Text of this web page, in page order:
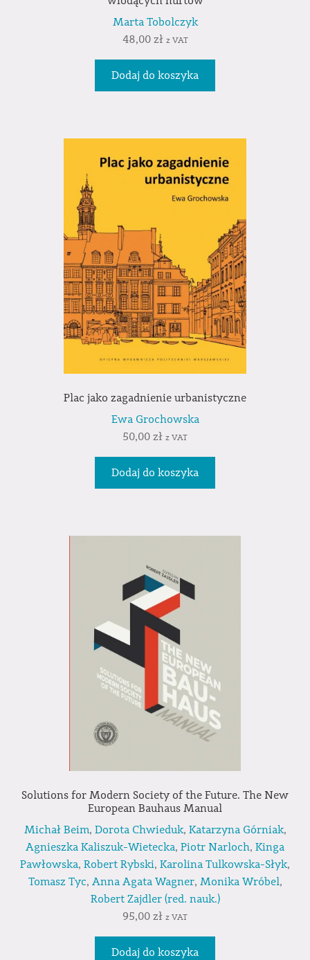
Marta Tobolczyk
48,00 zł z VAT
Dodaj do koszyka
Plac jako zagadnienie urbanistyczne
Ewa Grochowska
50,00 zł z VAT
Dodaj do koszyka
Solutions for Modern Society of the Future. The New
European Bauhaus Manual
Michał Beim, Dorota Chwieduk, Katarzyna Górniak,
Agnieszka Kaliszuk-Wietecka, Piotr Narloch, Kinga
Pawłowska, Robert Rybski, Karolina Tulkowska-Słyk,
Tomasz Tyc, Anna Agata Wagner, Monika Wróbel,
Robert Zajdler (red. nauk.)
95,00 zł z VAT
Dodaj do koszyka